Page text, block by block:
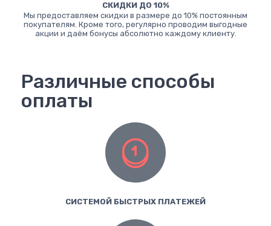
СКИДКИ ДО 10%
Мы предоставляем скидки в размере до 10% постоянным
покупателям. Кроме того, регулярно проводим выгодные
акции и даём бонусы абсолютно каждому клиенту.
Различные способы
оплаты
СИСТЕМОЙ БЫСТРЫХ ПЛАТЕЖЕЙ